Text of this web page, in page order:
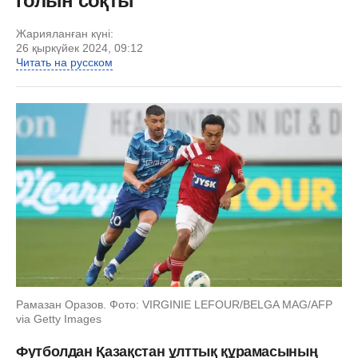
Жарияланған күні:
26 қыркүйек 2024, 09:12
Читать на русском
Рамазан Оразов. Фото: VIRGINIE LEFOUR/BELGA MAG/AFP
via Getty Images
Футболдан Қазақстан ұлттық құрамасының